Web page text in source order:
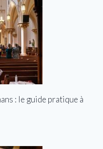
: le guide pratique à